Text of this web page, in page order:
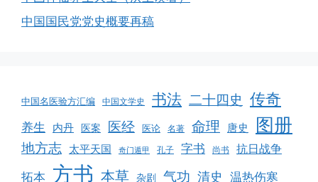
中国国民党党史概要再稿
中国名医验方汇编 中国文学史 书法 二十四史 传奇
养生 内丹 医案 医经 医论 名著 命理 唐史 图册
地方志 太平天国 奇门遁甲 孔子 字书 尚书 抗日战争
拓本 方书 本草 杂剧 气功 清史 温热伤寒